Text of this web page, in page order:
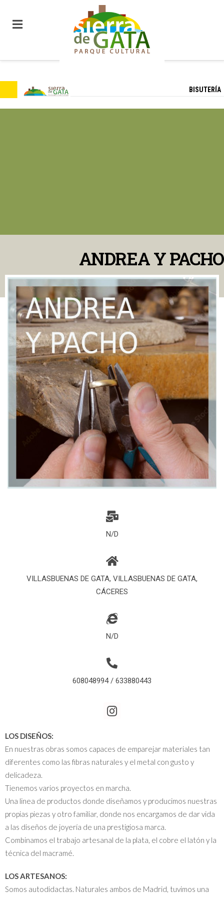
BISUTERÍA
ANDREA Y PACHO
N/D
VILLASBUENAS DE GATA, VILLASBUENAS DE GATA,
CÁCERES
N/D
608048994 / 633880443
LOS DISEÑOS:
En nuestras obras somos capaces de emparejar materiales tan
diferentes como las fibras naturales y el metal con gusto y
delicadeza.
Tienemos varios proyectos en marcha.
Una linea de productos donde diseñamos y producimos nuestras
propias piezas y otro familiar, donde nos encargamos de dar vida
a las diseños de joyería de una prestigiosa marca.
Combinamos el trabajo artesanal de la plata, el cobre el latón y la
técnica del macramé.
LOS ARTESANOS:
Somos autodidactas. Naturales ambos de Madrid, tuvimos una